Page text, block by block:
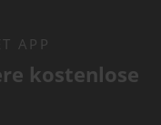
APP
kostenlose